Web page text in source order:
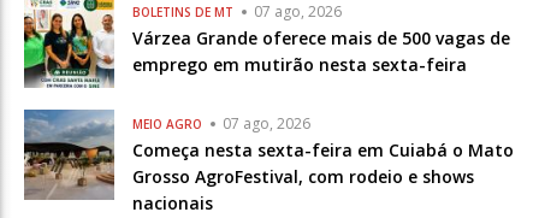
BOLETINS DE MT 07 ago, 2026
Várzea Grande oferece mais de 500 vagas de
emprego em mutirão nesta sexta-feira
MEIO AGRO 07 ago, 2026
Começa nesta sexta-feira em Cuiabá o Mato
Grosso AgroFestival, com rodeio e shows
nacionais